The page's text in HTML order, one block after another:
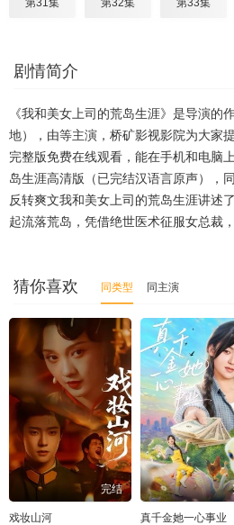
第31集 第32集 第33集
第41集
第46集 第47集 第48集
第51集 第52集 第53集
第56集 第57集 第58集
第76集 第77集 第78集
第81集 第82集 第83集
第86集 第87集 第88集
第91集 第92集 第93集
剧情简介
《我和美女上司的荒岛生涯》是导演的
地），由等主演，桥矿影视影院为大家
完整版免费在线观看，能在手机和电脑
岛生涯高清版（已完结汉语言原声），
反转爽文我和美女上司的荒岛生涯讲述
起流落荒岛，凭借绝世医术征服女总裁
猜你喜欢 同类型 同主演
完结
戏妆山河 真千金她一心事业